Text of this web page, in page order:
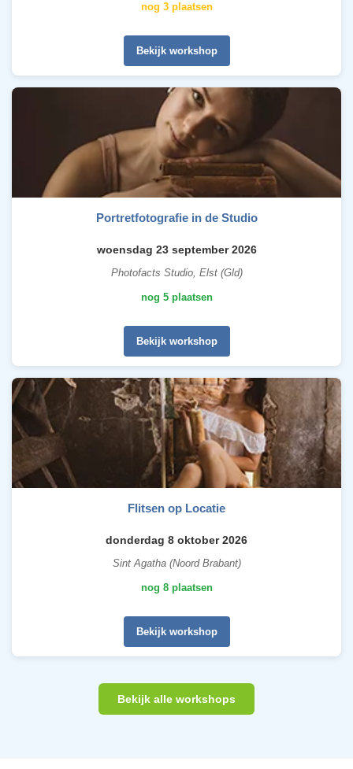
nog 3 plaatsen
Bekijk workshop
Portretfotografie in de Studio
woensdag 23 september 2026
Photofacts Studio, Elst (Gld)
nog 5 plaatsen
Bekijk workshop
Flitsen op Locatie
donderdag 8 oktober 2026
Sint Agatha (Noord Brabant)
nog 8 plaatsen
Bekijk workshop
Bekijk alle workshops